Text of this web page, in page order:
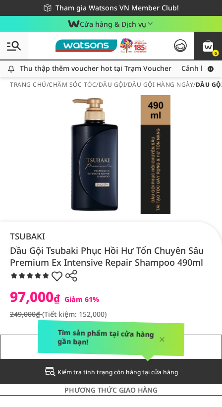
Tham gia Watsons VN Member Club!
Miễn phí giao hàng cho đơn hàng từ 249,000Đ
Giao hàng nhanh 24h - Áp dụng khu vực TP. Hồ Chí Minh
Cửa hàng & Dịch vụ
0
Thu thập thêm voucher hot tại Trạm Voucher
Thu thập thêm voucher hot tại Trạm Voucher Cảnh báo
TRANG CHỦ/CHĂM SÓC TÓC/DẦU GỘI/DẦU GỘI HÀNG NGÀY/DẦU
TSUBAKI
Dầu Gội Tsubaki Phục Hồi Hư Tổn Chuyên Sâu
Premium Ex Intensive Repair Shampoo 490ml
97,000₫ Giảm 61%
249,000₫(Tiết kiệm: 152,000)
THÔNG BÁO CHO TÔI
Kiểm tra tình trạng còn hàng tại cửa hàng
Tìm sản phẩm tại cửa hàng
gần bạn!
PHƯƠNG THỨC GIAO HÀNG